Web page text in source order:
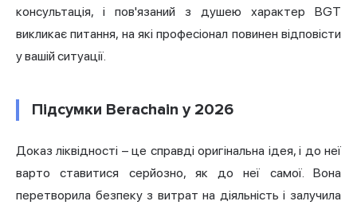
консультація, і пов'язаний з душею характер BGT
викликає питання, на які професіонал повинен відповісти
у вашій ситуації.
Підсумки Berachain у 2026
Доказ ліквідності – це справді оригінальна ідея, і до неї
варто ставитися серйозно, як до неї самої. Вона
перетворила безпеку з витрат на діяльність і залучила